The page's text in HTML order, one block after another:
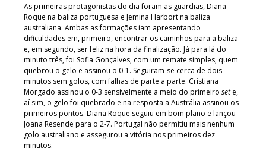
As primeiras protagonistas do dia foram as guardiãs, Diana
Roque na baliza portuguesa e Jemina Harbort na baliza
australiana. Ambas as formações iam apresentando
dificuldades em, primeiro, encontrar os caminhos para a baliza
e, em segundo, ser feliz na hora da finalização. Já para lá do
minuto três, foi Sofia Gonçalves, com um remate simples, quem
quebrou o gelo e assinou o 0-1. Seguiram-se cerca de dois
minutos sem golos, com falhas de parte a parte. Cristiana
Morgado assinou o 0-3 sensivelmente a meio do primeiro sete,
aí sim, o gelo foi quebrado e na resposta a Austrália assinou os
primeiros pontos. Diana Roque seguiu em bom plano e lançou
Joana Resende para o 2-7. Portugal não permitiu mais nenhum
golo australiano e assegurou a vitória nos primeiros dez
minutos.